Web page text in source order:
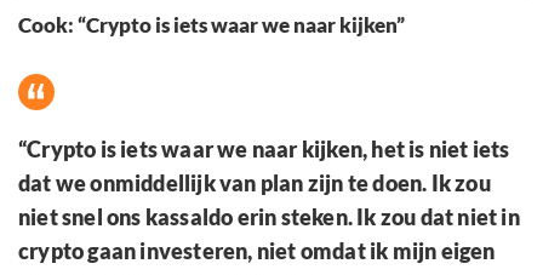
Cook: “Crypto is iets waar we naar kijken”
“Crypto is iets waar we naar kijken, het is niet iets
dat we onmiddellijk van plan zijn te doen. Ik zou
niet snel ons kassaldo erin steken. Ik zou dat niet in
crypto gaan investeren, niet omdat ik mijn eigen